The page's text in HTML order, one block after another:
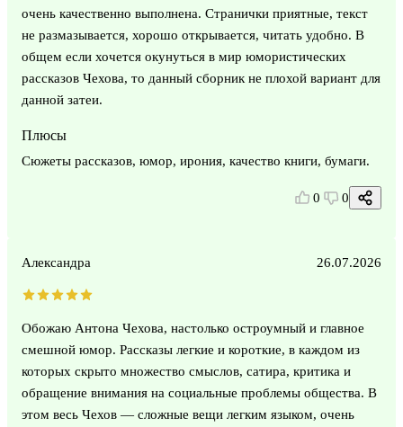
очень качественно выполнена. Странички приятные, текст
не размазывается, хорошо открывается, читать удобно. В
общем если хочется окунуться в мир юмористических
рассказов Чехова, то данный сборник не плохой вариант для
данной затеи.
Плюсы
Сюжеты рассказов, юмор, ирония, качество книги, бумаги.
0 0
Александра 26.07.2026
Обожаю Антона Чехова, настолько остроумный и главное
смешной юмор. Рассказы легкие и короткие, в каждом из
которых скрыто множество смыслов, сатира, критика и
обращение внимания на социальные проблемы общества. В
этом весь Чехов — сложные вещи легким языком, очень